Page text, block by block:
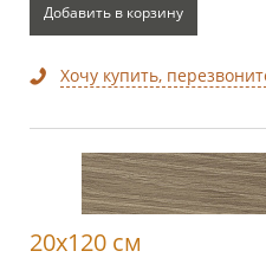
Добавить в корзину
Хочу купить,
20x120 см